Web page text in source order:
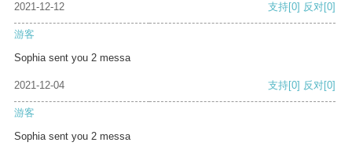
2021-12-12 支持[0] 反对[0]
游客
Sophia sent you 2 messa
2021-12-04 支持[0] 反对[0]
游客
Sophia sent you 2 messa